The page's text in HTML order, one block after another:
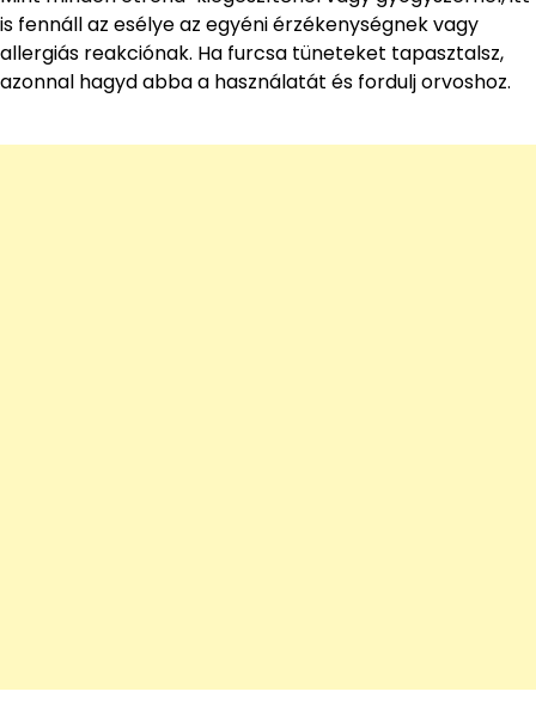
is fennáll az esélye az egyéni érzékenységnek vagy
allergiás reakciónak. Ha furcsa tüneteket tapasztalsz,
azonnal hagyd abba a használatát és fordulj orvoshoz.